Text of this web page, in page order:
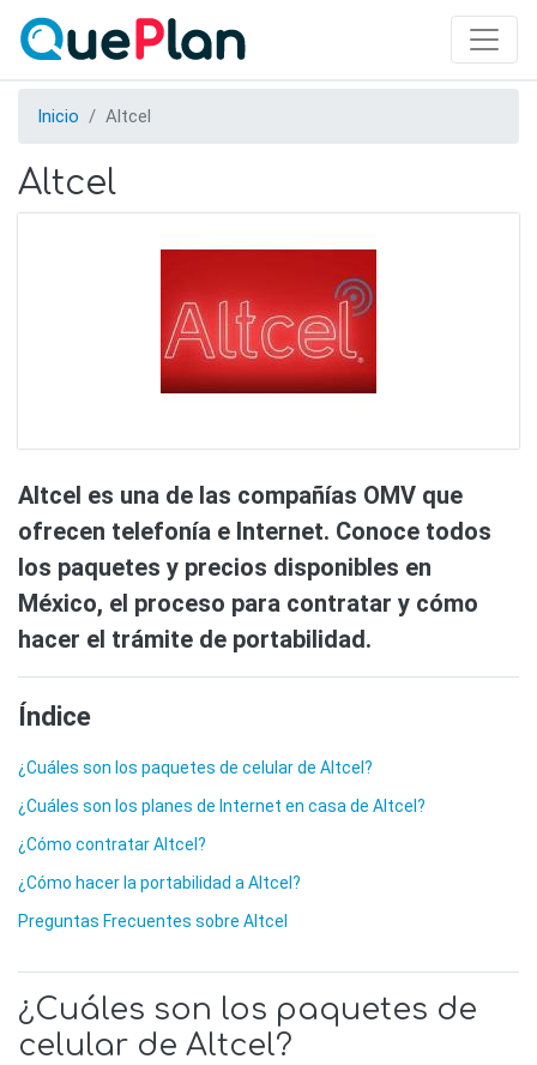
Inicio Altcel
Altcel
Altcel es una de las compañías OMV que
ofrecen telefonía e Internet. Conoce todos
los paquetes y precios disponibles en
México, el proceso para contratar y cómo
hacer el trámite de portabilidad.
Índice
¿Cuáles son los paquetes de celular de Altcel?
¿Cuáles son los planes de Internet en casa de Altcel?
¿Cómo contratar Altcel?
¿Cómo hacer la portabilidad a Altcel?
Preguntas Frecuentes sobre Altcel
¿Cuáles son los paquetes de
celular de Altcel?